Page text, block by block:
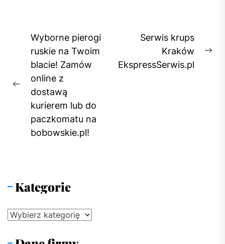
Nawigacja
wpisu
Previous
post:
Wyborne pierogi
ruskie na Twoim
blacie! Zamów
online z
dostawą
kurierem lub do
paczkomatu na
bobowskie.pl!
Serwis krups
Kraków
EkspressSerwis.pl
Kategorie
Kategorie